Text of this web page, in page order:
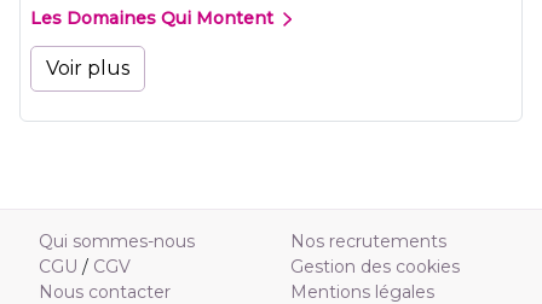
Les Domaines Qui Montent
Voir plus
Qui sommes-nous
CGU / CGV
Nous contacter
Nos recrutements
Gestion des cookies
Mentions légales